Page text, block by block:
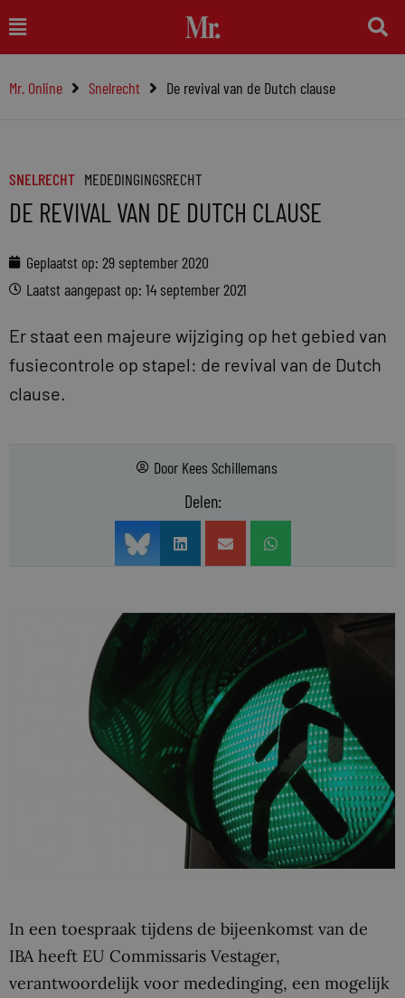
naar
inhoud
Main
Menu
Mr. Online Snelrecht De revival van de Dutch clause
SNELRECHT MEDEDINGINGSRECHT
DE REVIVAL VAN DE DUTCH CLAUSE
Geplaatst op: 29 september 2020
Laatst aangepast op: 14 september 2021
Er staat een majeure wijziging op het gebied van
fusiecontrole op stapel: de revival van de Dutch
clause.
Door Kees Schillemans
Delen:
In een toespraak tijdens de bijeenkomst van de
IBA heeft EU Commissaris Vestager,
verantwoordelijk voor mededinging, een mogelijk